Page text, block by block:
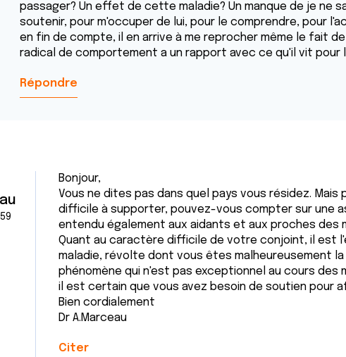
passager? Un effet de cette maladie? Un manque de je ne
soutenir, pour m'occuper de lui, pour le comprendre, pour
en fin de compte, il en arrive à me reprocher même le fait
radical de comportement a un rapport avec ce qu'il vit pour
Répondre
Bonjour,
Vous ne dites pas dans quel pays vous résidez.
difficile à supporter, pouvez-vous compter sur une
entendu également aux aidants et aux proches des
Quant au caractère difficile de votre conjoint, il est
maladie, révolte dont vous êtes malheureusement
phénomène qui n'est pas exceptionnel au cours
il est certain que vous avez besoin de soutien pour
Bien cordialement
Dr A.Marceau
Citer